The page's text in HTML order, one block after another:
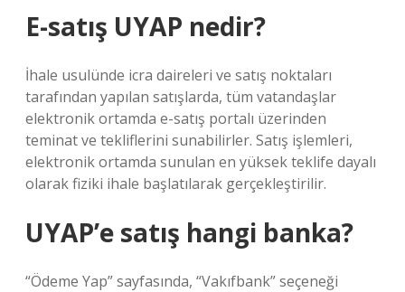
E-satış UYAP nedir?
İhale usulünde icra daireleri ve satış noktaları
tarafından yapılan satışlarda, tüm vatandaşlar
elektronik ortamda e-satış portalı üzerinden
teminat ve tekliflerini sunabilirler. Satış işlemleri,
elektronik ortamda sunulan en yüksek teklife dayalı
olarak fiziki ihale başlatılarak gerçekleştirilir.
UYAP’e satış hangi banka?
“Ödeme Yap” sayfasında, “Vakıfbank” seçeneği